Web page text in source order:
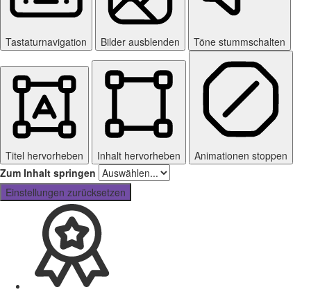
Tastaturnavigation Bilder ausblenden Töne stummschalten
Titel hervorheben Inhalt hervorheben
Animationen stoppen
Zum Inhalt springen
Einstellungen zurücksetzen